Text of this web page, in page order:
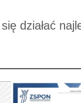
działać